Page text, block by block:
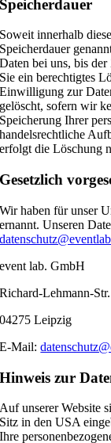
Speicherdauer
Soweit innerhalb
Speicherdauer
Daten bei uns, bis
Sie ein berechtigtes
Einwilligung zur
gelöscht, sofern wir
Speicherung Ihrer
handelsrechtliche
erfolgt die Löschung
Gesetzlich
Wir haben für unser
ernannt. Unseren
event lab. GmbH
Richard-Lehmann-
04275 Leipzig
E-Mail:
Hinweis zur
Auf unserer Website
Sitz in den USA
Ihre